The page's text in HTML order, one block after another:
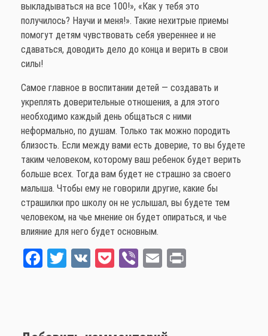
выкладываться на все 100!», «Как у тебя это
получилось? Научи и меня!». Такие нехитрые приемы
помогут детям чувствовать себя увереннее и не
сдаваться, доводить дело до конца и верить в свои
силы!
Самое главное в воспитании детей — создавать и
укреплять доверительные отношения, а для этого
необходимо каждый день общаться с ними
неформально, по душам. Только так можно породить
близость. Если между вами есть доверие, то вы будете
таким человеком, которому ваш ребенок будет верить
больше всех. Тогда вам будет не страшно за своего
малыша. Чтобы ему не говорили другие, какие бы
страшилки про школу он не услышал, вы будете тем
человеком, на чье мнение он будет опираться, и чье
влияние для него будет основным.
Fa
T
V
Po Vi
E